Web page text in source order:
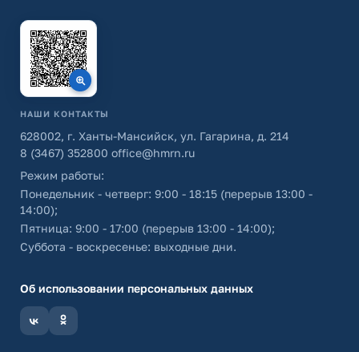
НАШИ КОНТАКТЫ
628002, г. Ханты-Мансийск, ул. Гагарина, д. 214
8 (3467) 352800 office@hmrn.ru
Режим работы:
Понедельник - четверг: 9:00 - 18:15 (перерыв 13:00 -
14:00);
Пятница: 9:00 - 17:00 (перерыв 13:00 - 14:00);
Суббота - воскресенье: выходные дни.
Об использовании персональных данных